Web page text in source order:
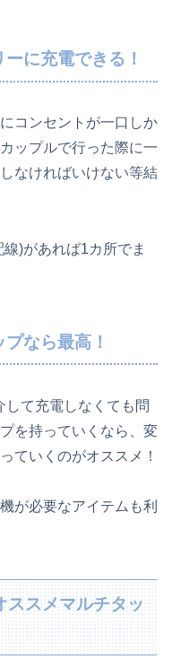
に充電できる！
コンセントが一口しか
ップルで行った際に一
なければいけない等結
)があれば1カ所でま
なら最高！
て充電しなくても問
を持っていくなら、変
ていくのがオススメ！
が必要なアイテムも利
スメマルチタッ